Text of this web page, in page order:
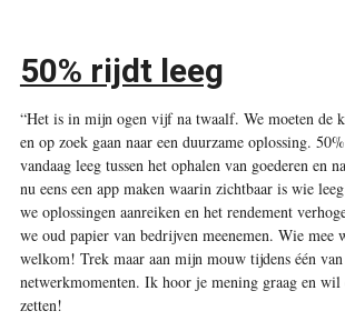
50% rijdt leeg
“Het is in mijn ogen vijf na twaalf. We moeten de
en op zoek gaan naar een duurzame oplossing.
vandaag leeg tussen het ophalen van goederen en
nu eens een app maken waarin zichtbaar is wie
we oplossingen aanreiken en het rendement
we oud papier van bedrijven meenemen. Wie
welkom! Trek maar aan mijn mouw tijdens één
netwerkmomenten. Ik hoor je mening graag en wil
zetten!